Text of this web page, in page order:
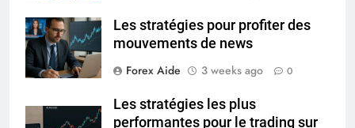
Les stratégies pour profiter des
mouvements de news
Forex Aide
3 weeks ago 0
Les stratégies les plus
performantes pour le trading sur